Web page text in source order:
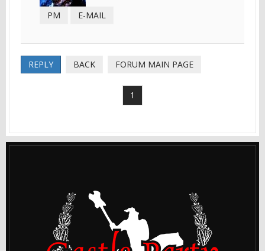
PM E-MAIL
REPLY BACK FORUM MAIN PAGE
1